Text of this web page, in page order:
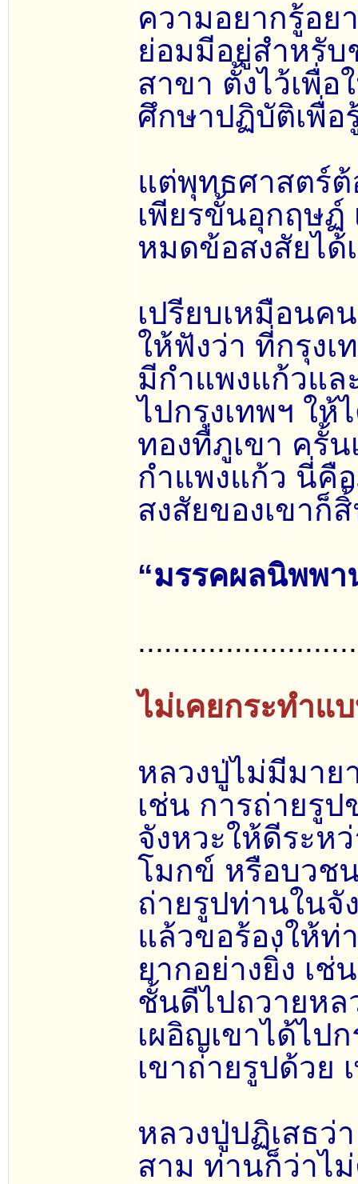
ความอยากรู้อย
ย่อมมีอยู่สำหรับ
สาขา ตั้งไว้เพื่อ
ศึกษาปฏิบัติเพื่อ
แต่พุทธศาสตร์
เพียรขั้นอุกฤษฏ์
หมดข้อสงสัยได้
เปรียบเหมือนค
ให้ฟังว่า ที่กรุง
มีกำแพงแก้วแล
ไปกรุงเทพฯ ให้
ทองที่ภูเขา ครั้
กำแพงแก้ว นี่คื
สงสัยของเขาก็
“มรรคผลนิพพ
ไม่เคยกระทำแ
หลวงปู่ไม่มีมาย
เช่น การถ่ายรู
จังหวะให้ดีระห
โมกข์ หรือบวช
ถ่ายรูปท่านในจั
แล้วขอร้องให้ท่
ยากอย่างยิ่ง เ
ชั้นดีไปถวายหล
เผอิญเขาได้ไป
เขาถ่ายรูปด้วย
หลวงปู่ปฏิเสธว่
สาม ท่านก็ว่าไ